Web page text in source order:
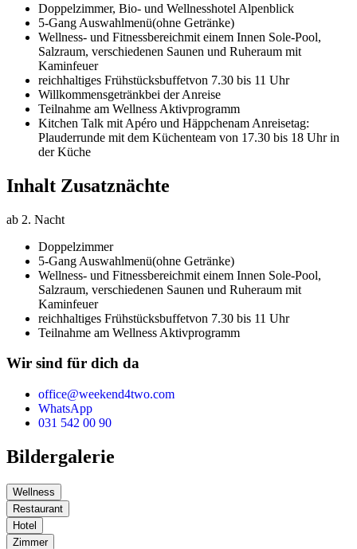
Doppelzimmer, Bio- und Wellnesshotel Alpenblick
5-Gang Auswahlmenü(ohne Getränke)
Wellness- und Fitnessbereichmit einem Innen Sole-Pool,
Salzraum, verschiedenen Saunen und Ruheraum mit
Kaminfeuer
reichhaltiges Frühstücksbuffetvon 7.30 bis 11 Uhr
Willkommensgetränkbei der Anreise
Teilnahme am Wellness Aktivprogramm
Kitchen Talk mit Apéro und Häppchenam Anreisetag:
Plauderrunde mit dem Küchenteam von 17.30 bis 18 Uhr in
der Küche
Inhalt Zusatznächte
ab 2. Nacht
Doppelzimmer
5-Gang Auswahlmenü(ohne Getränke)
Wellness- und Fitnessbereichmit einem Innen Sole-Pool,
Salzraum, verschiedenen Saunen und Ruheraum mit
Kaminfeuer
reichhaltiges Frühstücksbuffetvon 7.30 bis 11 Uhr
Teilnahme am Wellness Aktivprogramm
Wir sind für dich da
office@weekend4two.com
WhatsApp
031 542 00 90
Bildergalerie
Wellness
Restaurant
Hotel
Zimmer